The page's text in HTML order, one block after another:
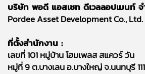
บริษัท พอดี แอสเซท ดีเวลลอปเมนท์
Pordee Asset Development Co., Ltd.
ที่ตั้งสำนักงาน :
เลขที่ 101 หมู่บ้าน โฮมเพลส สแควร์ วัน
หมู่ที่ 9 ต.บางเลน อ.บางใหญ่ จ.นนทบุรี